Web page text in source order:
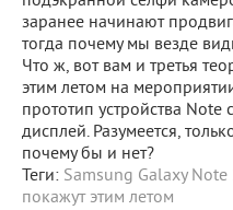
заранее начинают
тогда почему мы везде
Что ж, вот вам и третья
этим летом на
прототип устройства
дисплей. Разумеется,
почему бы и нет?
Теги: Samsung Galaxy Note
покажут этим летом